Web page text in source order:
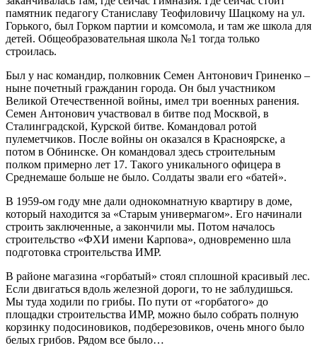
памятник педагогу Станиславу Тео­филовичу Шацкому на ул.
Горького, был Горком партии и комсомола, и там же школа для
детей. Общеобразовательная школа №1 тогда только
строилась.
Был у нас командир, полковник Семен Антонович Гриненко –
ныне почетный гражданин города. Он был участником
Великой Отечественной войны, имел три военных ранения.
Семен Антонович участвовал в битве под Москвой, в
Сталинградской, Курской битве. Командовал ротой
пулеметчиков. После войны он оказался в Красноярске, а
потом в Обнинске. Он командовал здесь строительным
полком примерно лет 17. Такого уникального офицера в
Среднемаше больше не было. Солдаты звали его «батей».
В 1959-ом году мне дали однокомнатную квартиру в доме,
который находится за «Старым универмагом». Его начинали
строить заключенные, а закончили мы. Потом началось
строительство «ФХИ имени Карпова», одновременно шла
подготовка строительства ИМР.
В районе магазина «горбатый» стоял сплошной красивый лес.
Если двигаться вдоль железной дороги, то не заблудишься.
Мы туда ходили по грибы. По пути от «горбатого» до
площадки строительства ИМР, можно было собрать полную
корзинку подосиновиков, подберезовиков, очень много было
белых грибов. Рядом все было…